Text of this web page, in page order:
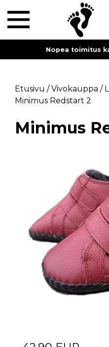
Nopea toimitus
Etusivu /Vivokauppa /
Minimus Redstart 2
Minimus